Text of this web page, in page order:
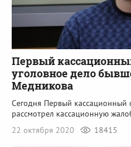
Первый
уголовное дело
Медникова
Сегодня Первый
рассмотрел кассационную
22 октября 2020
18415